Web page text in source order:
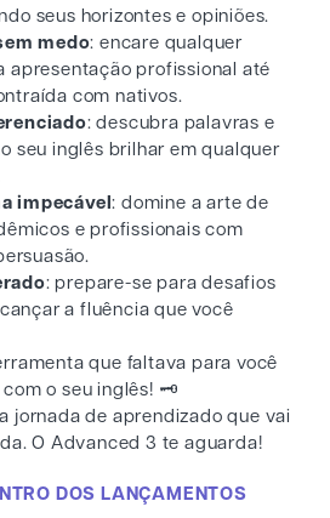
seus horizontes e opiniões.
medo: encare qualquer
apresentação profissional até
com nativos.
: descubra palavras e
seu inglês brilhar em qualquer
impecável: domine a arte de
e profissionais com
: prepare-se para desafios
a fluência que você
que faltava para você
o seu inglês! 🗝️
jornada de aprendizado que vai
O Advanced 3 te aguarda!
DOS LANÇAMENTOS